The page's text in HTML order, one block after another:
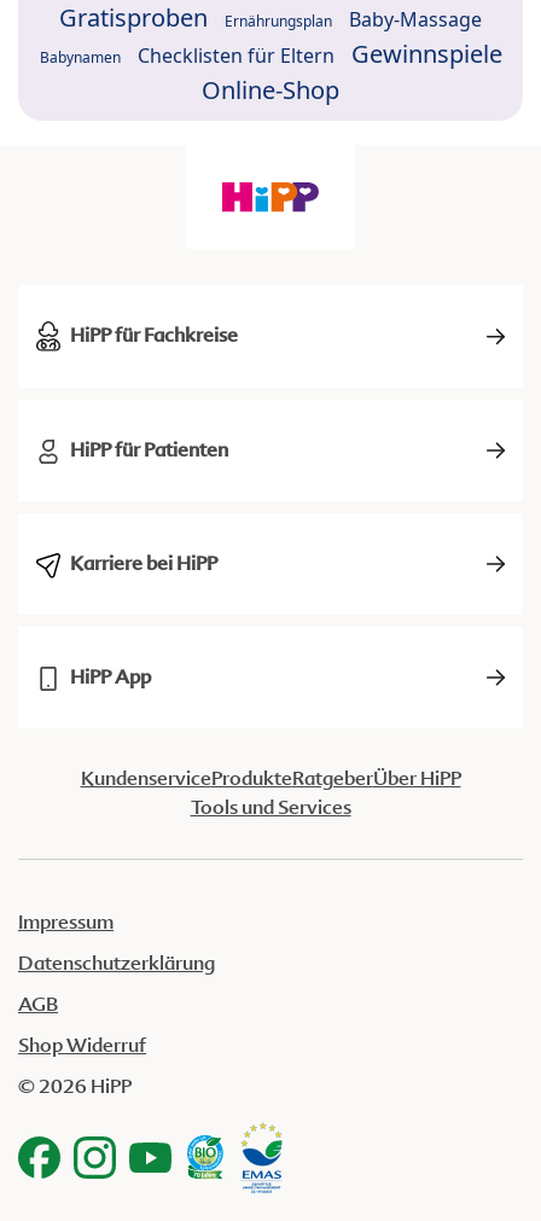
Gratisproben Ernährungsplan Baby-Massage
Babynamen Checklisten für Eltern
Gewinnspiele
Online-Shop
HiPP für Fachkreise
HiPP für Patienten
Karriere bei HiPP
HiPP App
KundenserviceProdukteRatgeberÜber HiPP
Tools und Services
Impressum
Datenschutzerklärung
AGB
Shop Widerruf
© 2026 HiPP